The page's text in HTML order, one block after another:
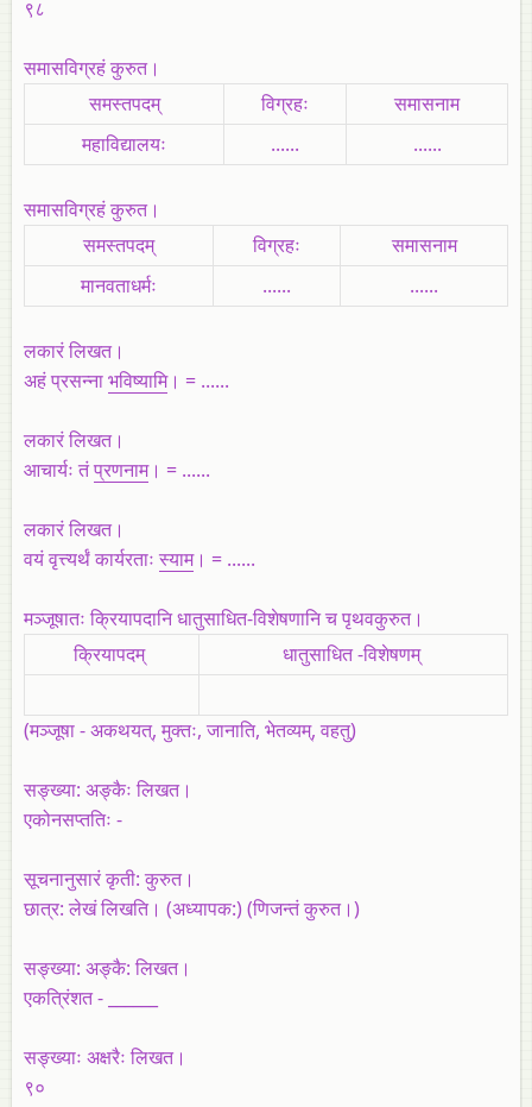
९८
समासविग्रहं कुरुत।
समस्तपदम्
विग्रहः
समासनाम
महाविद्यालयः
...... ......
समासविग्रहं कुरुत।
समस्तपदम्
विग्रहः
समासनाम
मानवताधर्मः
...... ......
लकारं लिखत।
अहं प्रसन्नाभविष्यामि। = ......
लकारं लिखत।
आचार्यः तंप्रणनाम। = ......
लकारं लिखत।
वयं वृत्त्यर्थं कार्यरताःस्याम। = ......
मञ्जूषातः क्रियापदानि धातुसाधित-विशेषणानि च पृथवकुरुत।
क्रियापदम्‌
धातुसाधित -विशेषणम्‌
(मञ्जूषा- अकथयत्‌, मुक्तः, जानाति, भेतव्यम्‌, वहतु)
सङ्ख्या: अङ्कैः लिखत।
एकोनसप्ततिः -
सूचनानुसारं कृती: कुरुत।
छात्र: लेखं लिखति। (अध्यापक:) (णिजन्तं कुरुत।)
सङ्ख्या: अङ्कै: लिखत।
एकत्रिंशत - ______
सङ्ख्याः अक्षरैः लिखत।
९०